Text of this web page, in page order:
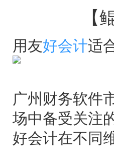
【
用友好会计适
广州财务软件
场中备受关注
好会计在不同